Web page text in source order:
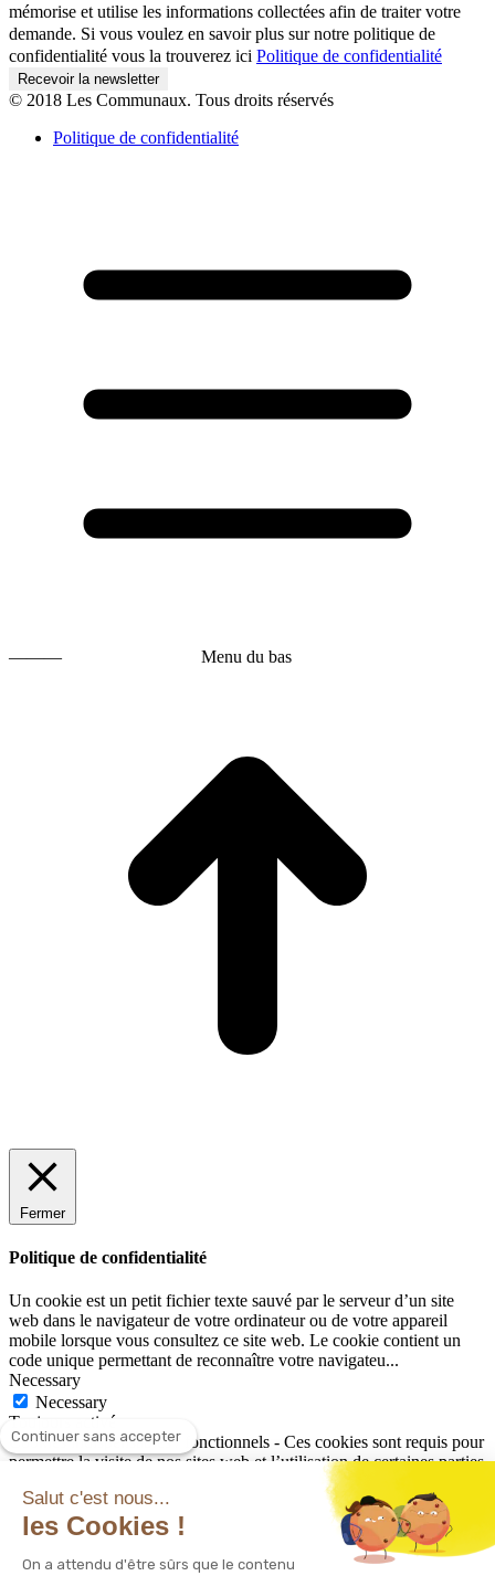
mémorise et utilise les informations collectées afin de traiter votre
demande. Si vous voulez en savoir plus sur notre politique de
confidentialité vous la trouverez ici Politique de confidentialité
© 2018 Les Communaux. Tous droits réservés
Politique de confidentialité
———
Menu du bas
Fermer
Politique de confidentialité
Un cookie est un petit fichier texte sauvé par le serveur d’un site
web dans le navigateur de votre ordinateur ou de votre appareil
mobile lorsque vous consultez ce site web. Le cookie contient un
code unique permettant de reconnaître votre navigateu...
Necessary
Necessary
Toujours activé
Cookies indispensables / fonctionnels - Ces cookies sont requis pour
permettre la visite de nos sites web et l’utilisation de certaines parties
de ceux-ci. Ces cookies vous permettent par exemple de naviguer
entre les différentes rubriques des sites web, de compléter des
formulaires, de passer des commandes, de consulter un site web
multilingue et d’actualiser le contenu de votre panier d’achat. De
même, lorsque vous souhaitez accéder à votre compte personnel, par
Continuer sans accepter
Salut c'est nous...
les Cookies !
On a attendu d'être sûrs que le contenu